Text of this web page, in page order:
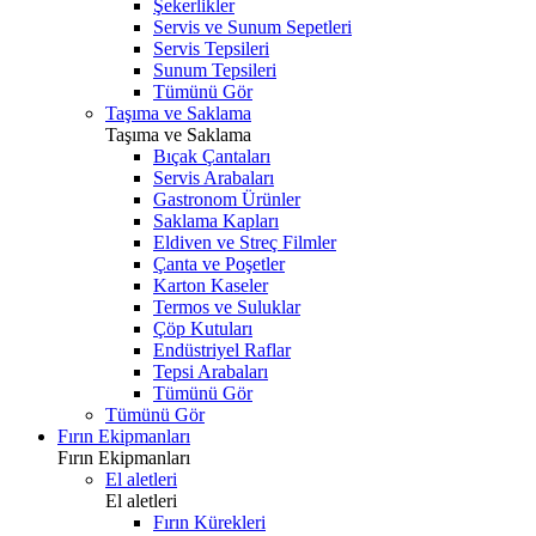
Şekerlikler
Servis ve Sunum Sepetleri
Servis Tepsileri
Sunum Tepsileri
Tümünü Gör
Taşıma ve Saklama
Taşıma ve Saklama
Bıçak Çantaları
Servis Arabaları
Gastronom Ürünler
Saklama Kapları
Eldiven ve Streç Filmler
Çanta ve Poşetler
Karton Kaseler
Termos ve Suluklar
Çöp Kutuları
Endüstriyel Raflar
Tepsi Arabaları
Tümünü Gör
Tümünü Gör
Fırın Ekipmanları
Fırın Ekipmanları
El aletleri
El aletleri
Fırın Kürekleri